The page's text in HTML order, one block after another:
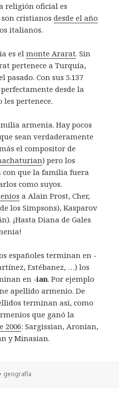
religión oficial es
son cristianosdesde el año
italianos.
es elmonte Ararat. Sin
pertenece a Turquía,
Con sus 5.137
desde la
les pertenece.
armenia. Hay pocos
sean verdaderamente
el compositor de
) pero los
con que la familia fuera
como suyos.
a Alain Prost, Cher,
los Simpsons), Kasparov
¡Hasta Diana de Gales
españoles terminan en -
Estébanez, …) los
en -ian. Por ejemplo
apellido armenio. De
terminan así, como
que ganó la
2006: Sargissian, Aronian,
y Minasian.
Categorías
geografía